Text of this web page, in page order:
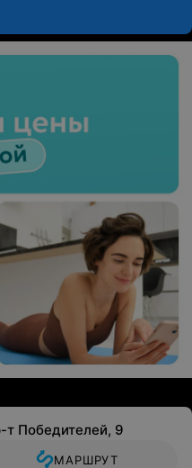
Победителей, 9
МАРШРУТ